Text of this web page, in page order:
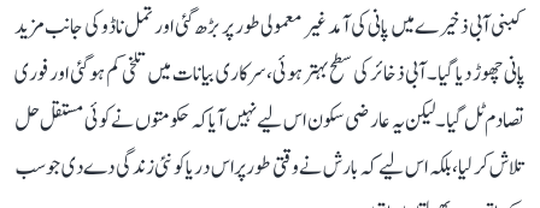
کبنی آبی ذخیرے میں پانی کی آمد غیر معمولی طور پر بڑھ گئی اور تمل ناڈو کی جانب مزید
پانی چھوڑ دیا گیا۔ آبی ذخائر کی سطح بہتر ہوئی، سرکاری بیانات میں تلخی کم ہو گئی اور فوری
تصادم ٹل گیا۔ لیکن یہ عارضی سکون اس لیے نہیں آیا کہ حکومتوں نے کوئی مستقل حل
تلاش کر لیا، بلکہ اس لیے کہ بارش نے وقتی طور پر اس دریا کو نئی زندگی دے دی جو سب